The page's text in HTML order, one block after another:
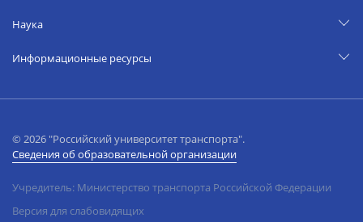
Наука
Информационные ресурсы
© 2026 "Российский университет транспорта".
Сведения об образовательной организации
Учредитель: Министерство транспорта Российской Федерации
Версия для слабовидящих